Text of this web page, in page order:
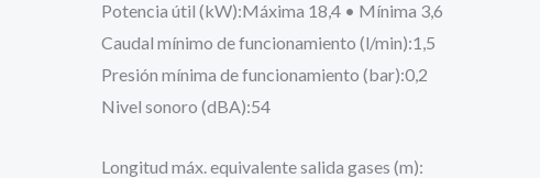
Potencia útil (kW):Máxima 18,4 • Mínima 3,6
Caudal mínimo de funcionamiento (l/min):1,5
Presión mínima de funcionamiento (bar):0,2
Nivel sonoro (dBA):54
Longitud máx. equivalente salida gases (m):